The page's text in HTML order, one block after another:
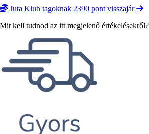
Juta Klub tagoknak 2390 pont visszajár
Mit kell tudnod az itt megjelenő értékelésekről?